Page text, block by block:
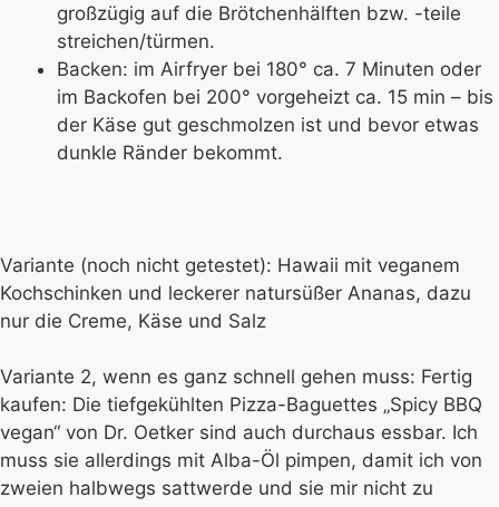
großzügig auf die Brötchenhälften bzw. -teile
streichen/türmen.
Backen: im Airfryer bei 180° ca. 7 Minuten oder
im Backofen bei 200° vorgeheizt ca. 15 min – bis
der Käse gut geschmolzen ist und bevor etwas
dunkle Ränder bekommt.
Variante (noch nicht getestet): Hawaii mit veganem
Kochschinken und leckerer natursüßer Ananas, dazu
nur die Creme, Käse und Salz
Variante 2, wenn es ganz schnell gehen muss: Fertig
kaufen: Die tiefgekühlten Pizza-Baguettes „Spicy BBQ
vegan“ von Dr. Oetker sind auch durchaus essbar. Ich
muss sie allerdings mit Alba-Öl pimpen, damit ich von
zweien halbwegs sattwerde und sie mir nicht zu